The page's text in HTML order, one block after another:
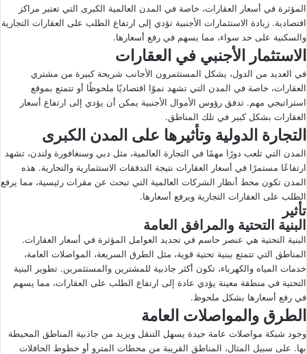
المؤثرة في أسعار العقارات، خاصة في المدن العالمية الكبرى التي تعتبر مراكز
اقتصادية. زيادة الاستثمارات الأجنبية تؤدي إلى ارتفاع الطلب على العقارات التجارية
والسكنية على حد سواء، مما يسهم في رفع أسعارها.
الاستثمار الأجنبي في العقارات
في العديد من الدول، يشكل المستثمرون الأجانب شريحة كبيرة من مشتري
العقارات، خاصة في المدن التي تشهد نموًا اقتصاديًا ملحوظًا أو تتمتع بموقع
استراتيجي مهم. تدفق رؤوس الأموال الأجنبية يمكن أن يؤدي إلى ارتفاع أسعار
العقارات بشكل كبير في تلك المناطق.
التجارة الدولية وتأثيرها على المدن الكبرى
المدن التي تلعب دورًا مهمًا في التجارة العالمية، مثل دبي وسنغافورة ولندن، تشهد
ارتفاعًا مستمرًا في أسعار العقارات نتيجة التدفقات الاستثمارية والتجارية. هذه
المدن تكون محط أنظار الشركات العالمية التي تبحث عن مقرات رئيسية، مما يرفع
الطلب على العقارات التجارية ويرفع أسعارها.
تأثير
البنية التحتية والمرافق العامة
البنية التحتية هي عنصر حاسم في تحديد العوامل المؤثرة في أسعار العقارات.
المناطق التي تتمتع ببنية تحتية قوية، مثل الطرق السريعة، المواصلات العامة،
خدمات المياه والكهرباء، تكون أكثر جاذبية للمشترين والمستثمرين. تطوير البنية
التحتية في منطقة معينة يؤدي عادة إلى ارتفاع الطلب على العقارات، مما يسهم
في رفع أسعارها بشكل ملحوظ.
الطرق والمواصلات العامة
وجود شبكة مواصلات عامة جيدة يسهل التنقل ويزيد من جاذبية المناطق المحيطة
بها. على سبيل المثال، المناطق القريبة من محطات المترو أو خطوط الحافلات